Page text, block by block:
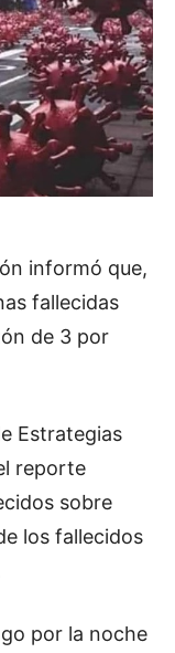
informó que,
fallecidas
de 3 por
Estrategias
reporte
sobre
los fallecidos
por la noche